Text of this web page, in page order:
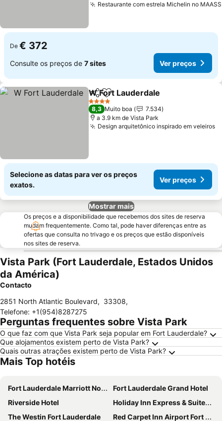
Restaurante com estrela Michelin no MAASS
De € 372
Consulte os preços de 7 sites Ver preços
PartilharAdicionar aos favoritos
W Fort Lauderdale
4 Estrelas
8,3 Muito boa
7.534
a 3.9 km de Vista Park
Design arquitetônico inspirado em veleiros
Selecione as datas para ver os preços
exatos.
Ver preços
Mostrar mais
Os preços e a disponibilidade que recebemos dos sites de reserva
mudam frequentemente. Como tal, pode haver diferenças entre as
ofertas que consulta no trivago e os preços que estão disponíveis
nos sites de reserva.
Vista Park (Fort Lauderdale, Estados Unidos
da América)
Contacto
2851 North Atlantic Boulevard, 33308,
Telefone: +1(954)8287275
Perguntas frequentes sobre Vista Park
O que faz com que Vista Park seja popular em Fort Lauderdale?
Que alojamentos existem perto de Vista Park?
Quais outras atrações existem perto de Vista Park?
Mais Top hotéis
Fort Lauderdale Marriott North
Fort Lauderdale Grand Hotel
Riverside Hotel
Holiday Inn Express & Suites Ft. Lauderdale Airport West
The Westin Fort Lauderdale
Red Carpet Inn Airport Fort Lauderdale